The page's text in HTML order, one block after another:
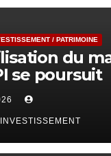
/ PATRIMOINE
du
se poursuit